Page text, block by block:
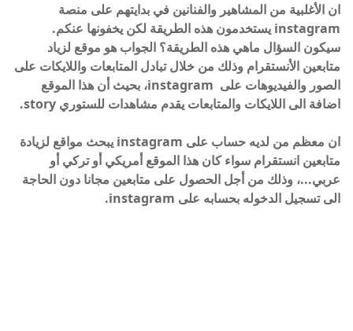
ان الأغلبية من المشاهير والفنانين في بدايتهم على منصة
instagram يستخدمون هذه الطريقة لكن يخفونها عنكم.
سيكون السؤال ماهي هذه الطريقة؟ الجواب هو موقع لزياد
متابعين الأنستقرام وذلك من خلال تبادل المتابعات واللايكات على
الصور والفيديوهات على
، بحيث أن هذا الموقع
اضافة الى اللايكات والمتابعات يقدم مشاهدات للستوري story.
ان معظم من لديه حساب على instagram يبحث مواقع لزيادة
متابعين انستقرام سواء كان هذا الموقع أمريكي أو تركي أو
عربي...، وذلك من أجل الحصول على متابعين مجانا دون الحاجة
الى تسجيل الدخوله بحسابه على instagram.